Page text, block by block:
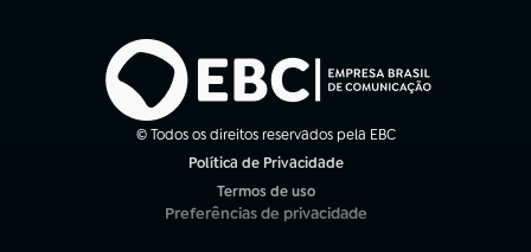
© Todos os direitos reservados pela EBC
Política de Privacidade
Termos de uso
(abre em nova aba)
Preferências de privacidade